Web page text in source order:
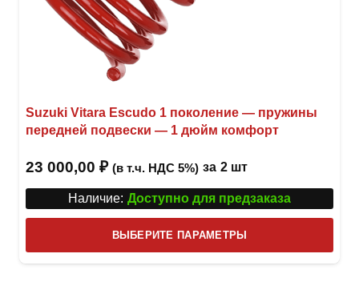
Suzuki Vitara Escudo 1 поколение — пружины
передней подвески — 1 дюйм комфорт
23 000,00 ₽ (в т.ч. НДС 5%) за 2 шт
Наличие: Доступно для предзаказа
ВЫБЕРИТЕ ПАРАМЕТРЫ
товар